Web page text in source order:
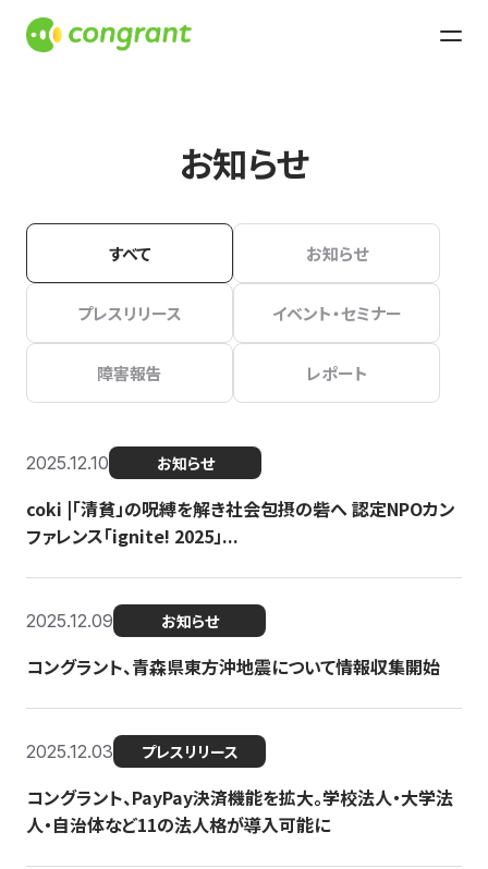
お知らせ
すべて お知らせ
プレスリリース イベント・セミナー
障害報告 レポート
2025.12.10 お知らせ
coki |「清貧」の呪縛を解き社会包摂の砦へ 認定NPOカン
ファレンス「ignite! 2025」...
2025.12.09 お知らせ
コングラント、青森県東方沖地震について情報収集開始
2025.12.03 プレスリリース
コングラント、PayPay決済機能を拡大。学校法人・大学法
人・自治体など11の法人格が導入可能に